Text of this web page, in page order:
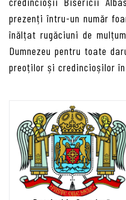
prezenți întru-un număr
înălțat rugăciuni de
Dumnezeu pentru toate
preoților și credincioșilor